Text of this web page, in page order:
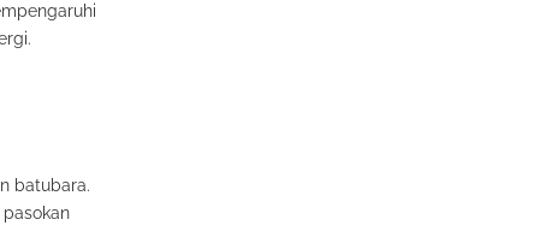
batubara.